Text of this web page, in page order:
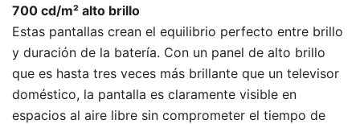
700 cd/m² alto brillo
Estas pantallas crean el equilibrio perfecto entre brillo
y duración de la batería. Con un panel de alto brillo
que es hasta tres veces más brillante que un televisor
doméstico, la pantalla es claramente visible en
espacios al aire libre sin comprometer el tiempo de